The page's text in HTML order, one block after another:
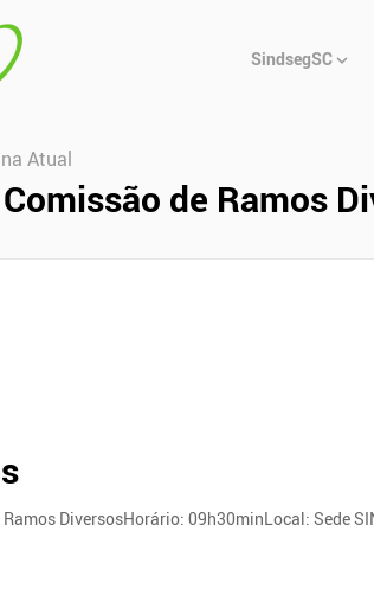
Principal
SindsegSC
Atual
de Ramos
DiversosHorário: 09h30minLocal: Sede